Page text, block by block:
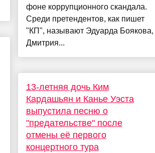
фоне коррупционного скандала.
Среди претендентов, как пишет
"КП", называют Эдуарда Боякова,
Дмитрия...
13-летняя дочь Ким
Кардашьян и Канье Уэста
выпустила песню о
"предательстве" после
отмены её первого
концертного тура